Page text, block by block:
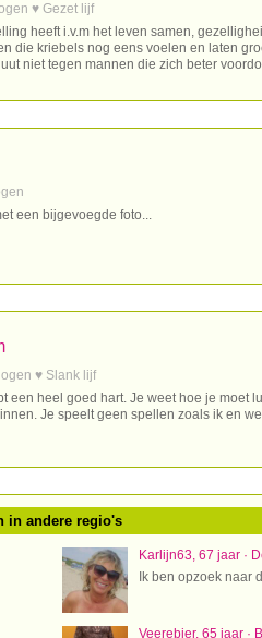
♥ Gezet lijf
heeft i.v.m het leven samen,
die kriebels nog eens voelen en laten
niet tegen mannen die zich beter
een bijgevoegde foto...
♥ Slank lijf
een heel goed hart. Je weet hoe je moet
Je speelt geen spellen zoals ik en
in andere regio's
Karlijn63, 67 jaar ·
Ik ben opzoek naar
Veerebier, 65 jaar ·